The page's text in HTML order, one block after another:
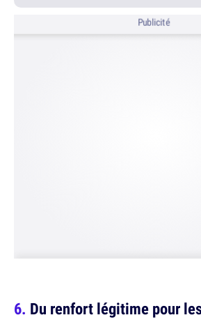
Publicité
Du renfort légitime pour